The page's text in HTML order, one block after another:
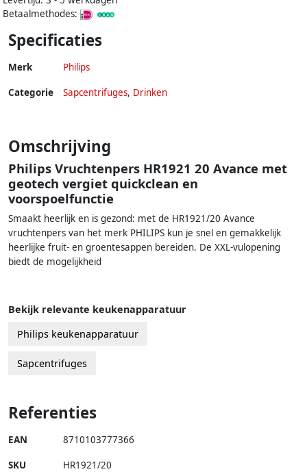
Betaalmethodes:
Specificaties
Merk Philips
Categorie Sapcentrifuges, Drinken
Omschrijving
Philips Vruchtenpers HR1921 20 Avance met
geotech vergiet quickclean en
voorspoelfunctie
Smaakt heerlijk en is gezond: met de HR1921/20 Avance
vruchtenpers van het merk PHILIPS kun je snel en gemakkelijk
heerlijke fruit- en groentesappen bereiden. De XXL-vulopening
biedt de mogelijkheid
Bekijk relevante keukenapparatuur
Philips keukenapparatuur
Sapcentrifuges
Referenties
EAN 8710103777366
SKU HR1921/20